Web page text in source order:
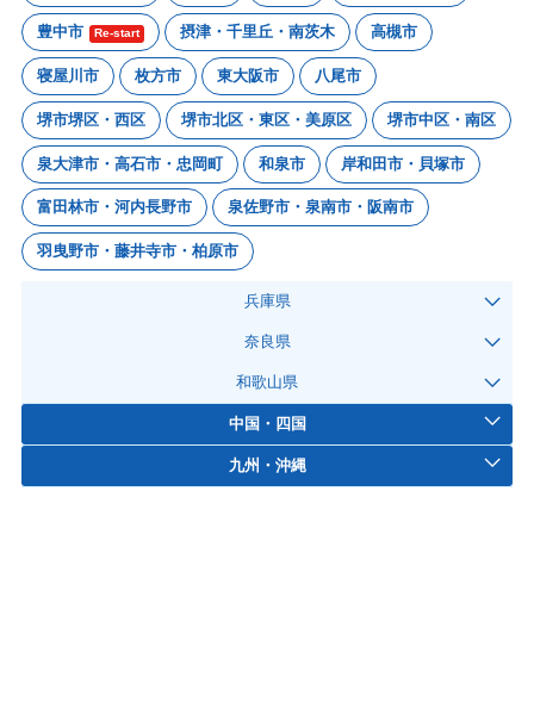
豊中市 Re-start 摂津・千里丘・南茨木 高槻市
寝屋川市 枚方市 東大阪市 八尾市
堺市堺区・西区 堺市北区・東区・美原区 堺市中区・南区
泉大津市・高石市・忠岡町 和泉市 岸和田市・貝塚市
富田林市・河内長野市 泉佐野市・泉南市・阪南市
羽曳野市・藤井寺市・柏原市
兵庫県
奈良県
和歌山県
中国・四国
九州・沖縄